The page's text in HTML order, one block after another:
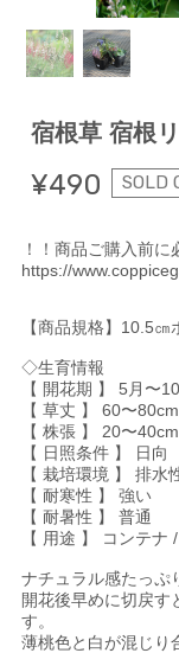
宿根草 宿根
¥490 SOLD
！！商品ご購入前
https://
【商品規格】10.5㎝
◇生育情報
【 開花期 】 5月〜
【 草丈 】 60〜80cm
【 株張 】 20〜40cm
【 日照条件 】 日向
【 栽培環境 】 排水
【 耐寒性 】 強い
【 耐暑性 】 普通
【 用途 】 コンテナ
ナチュラル感たっぷ
開花後早めに切戻す
す。
薄桃色と白が混じり